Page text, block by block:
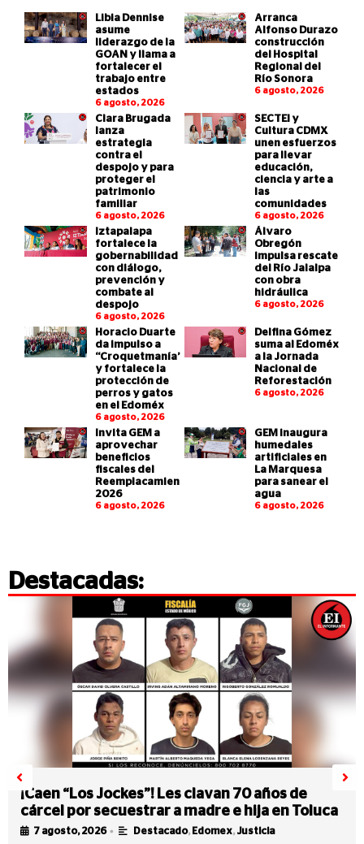
Libia Dennise
asume
liderazgo de la
GOAN y llama a
fortalecer el
trabajo entre
estados
6 agosto, 2026
Arranca
Alfonso Durazo
construcción
del Hospital
Regional del
Río Sonora
6 agosto, 2026
Clara Brugada
lanza
estrategia
contra el
despojo y para
proteger el
patrimonio
familiar
6 agosto, 2026
SECTEI y
Cultura CDMX
unen esfuerzos
para llevar
educación,
ciencia y arte a
las
comunidades
6 agosto, 2026
Iztapalapa
fortalece la
gobernabilidad
con diálogo,
prevención y
combate al
despojo
6 agosto, 2026
Álvaro
Obregón
impulsa rescate
del Río Jalalpa
con obra
hidráulica
6 agosto, 2026
Horacio Duarte
da impulso a
“Croquetmanía”
y fortalece la
protección de
perros y gatos
en el Edoméx
6 agosto, 2026
Delfina Gómez
suma al Edoméx
a la Jornada
Nacional de
Reforestación
6 agosto, 2026
Invita GEM a
aprovechar
beneficios
fiscales del
Reemplacamiento
2026
6 agosto, 2026
GEM inaugura
humedales
artificiales en
La Marquesa
para sanear el
agua
6 agosto, 2026
Destacadas:
¡Caen “Los Jockes”! Les clavan 70 años de
cárcel por secuestrar a madre e hija en Toluca
7 agosto, 2026 • Destacado, Edomex, Justicia